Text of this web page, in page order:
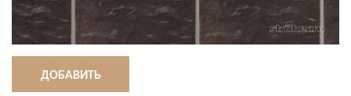
ДОБАВИТЬ